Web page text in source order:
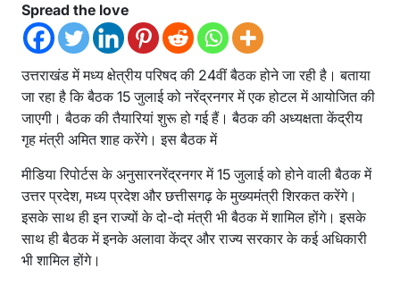
Spread the love
उत्तराखंड में मध्य क्षेत्रीय परिषद की 24वीं बैठक होने जा रही है। बताया
जा रहा है कि बैठक 15 जुलाई को नरेंद्रनगर में एक होटल में आयोजित की
जाएगी। बैठक की तैयारियां शुरू हो गई हैं। बैठक की अध्यक्षता केंद्रीय
गृह मंत्री अमित शाह करेंगे। इस बैठक में
मीडिया रिपोर्टस के अनुसारनरेंद्रनगर में 15 जुलाई को होने वाली बैठक में
उत्तर प्रदेश, मध्य प्रदेश और छत्तीसगढ़ के मुख्यमंत्री शिरकत करेंगे।
इसके साथ ही इन राज्यों के दो-दो मंत्री भी बैठक में शामिल होंगे। इसके
साथ ही बैठक में इनके अलावा केंद्र और राज्य सरकार के कई अधिकारी
भी शामिल होंगे।